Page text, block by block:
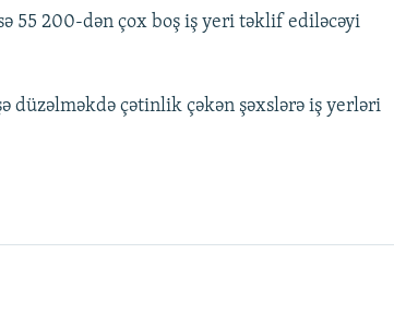
55 200-dən çox boş iş yeri təklif ediləcəyi
düzəlməkdə çətinlik çəkən şəxslərə iş yerləri